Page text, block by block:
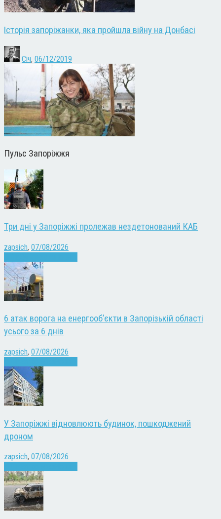
Історія запоріжанки, яка пройшла війну на Донбасі
Січ, 06/12/2019
Пульс Запоріжжя
Три дні у Запоріжжі пролежав нездетонований КАБ
zapsich, 07/08/2026
6 атак ворога на енергооб’єкти в Запорізькій області
усього за 6 днів
zapsich, 07/08/2026
У Запоріжжі відновлюють будинок, пошкоджений
дроном
zapsich, 07/08/2026